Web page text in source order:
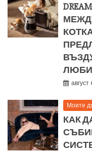
август
Моите
КАК